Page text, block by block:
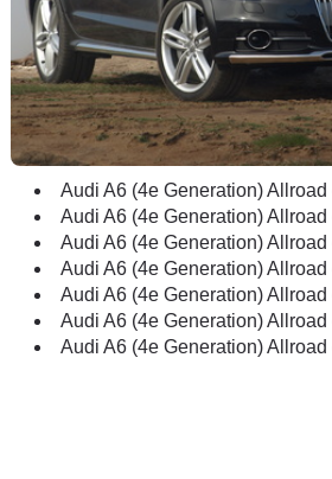
Audi A6 (4e Generation) Allroad
Audi A6 (4e Generation)
Audi A6 (4e Generation)
Audi A6 (4e Generation)
Audi A6 (4e Generation)
Audi A6 (4e Generation) Allroad
Audi A6 (4e Generation)